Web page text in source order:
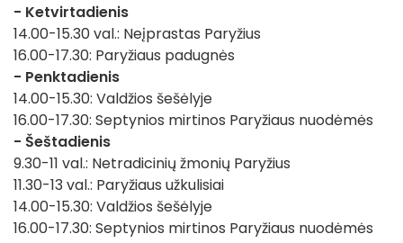
- Ketvirtadienis
14.00-15.30 val.: Neįprastas Paryžius
16.00-17.30: Paryžiaus padugnės
- Penktadienis
14.00-15.30: Valdžios šešėlyje
16.00-17.30: Septynios mirtinos Paryžiaus nuodėmės
- Šeštadienis
9.30-11 val.: Netradicinių žmonių Paryžius
11.30-13 val.: Paryžiaus užkulisiai
14.00-15.30: Valdžios šešėlyje
16.00-17.30: Septynios mirtinos Paryžiaus nuodėmės